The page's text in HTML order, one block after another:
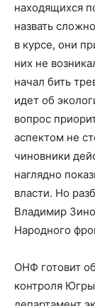
находящихся
назвать
в курсе, они
них не
начал бить
идет об
вопрос
аспектом не
чиновники
наглядно
власти. Но
Владимир
Народного
ОНФ готовит
контроля